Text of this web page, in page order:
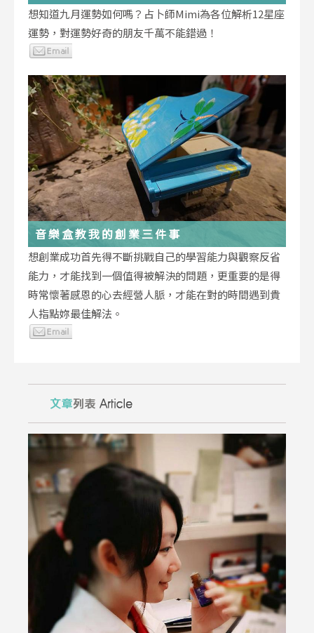
運勢小叮嚀
想知道九月運勢如何嗎？占卜師Mimi為各位解析12星座
運勢，對運勢好奇的朋友千萬不能錯過！
音樂盒教我的創業三件事
想創業成功首先得不斷挑戰自己的學習能力與觀察反省
能力，才能找到一個值得被解決的問題，更重要的是得
時常懷著感恩的心去經營人脈，才能在對的時間遇到貴
人指點妳最佳解法。